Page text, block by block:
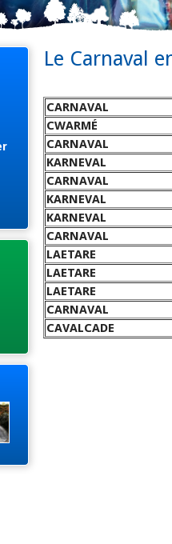
Le Carnaval
CARNAVAL
CWARMÉ
CARNAVAL
KARNEVAL
CARNAVAL
KARNEVAL
KARNEVAL
CARNAVAL
LAETARE
LAETARE
LAETARE
CARNAVAL
CAVALCADE